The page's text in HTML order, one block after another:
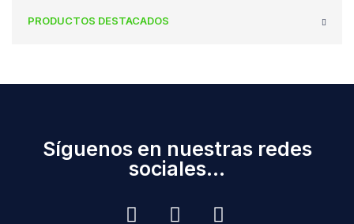
PRODUCTOS DESTACADOS
Síguenos en nuestras redes
sociales...